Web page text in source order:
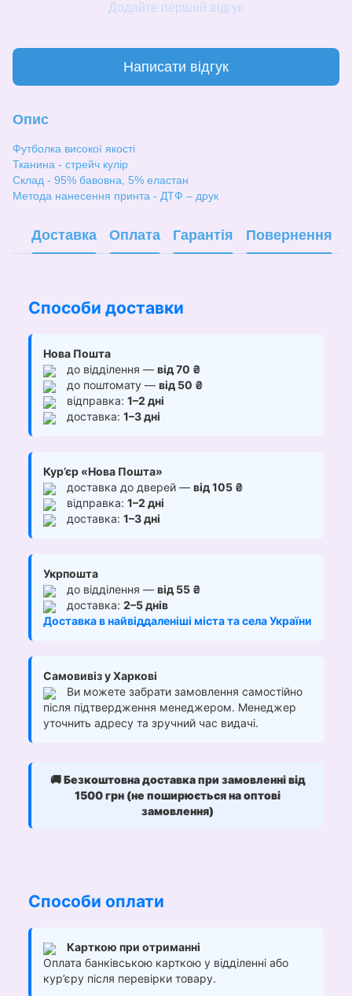
Додайте перший відгук
Написати відгук
Опис
Футболка високої якості
Тканина - стрейч кулір
Склад - 95% бавовна, 5% еластан
Метода нанесення принта - ДТФ – друк
Доставка Оплата Гарантія Повернення
Способи доставки
Нова Пошта
до відділення — від 70 ₴
до поштомату — від 50 ₴
відправка: 1–2 дні
доставка: 1–3 дні
Кур’єр «Нова Пошта»
доставка до дверей — від 105 ₴
відправка: 1–2 дні
доставка: 1–3 дні
Укрпошта
до відділення — від 55 ₴
доставка: 2–5 днів
Доставка в найвіддаленіші міста та села України
Самовивіз у Харкові
Ви можете забрати замовлення самостійно
після підтвердження менеджером. Менеджер
уточнить адресу та зручний час видачі.
🚚Безкоштовна доставка при замовленні від
1500 грн (не поширюється на оптові
замовлення)
Способи оплати
Карткою при отриманні
Оплата банківською карткою у відділенні або
кур’єру після перевірки товару.